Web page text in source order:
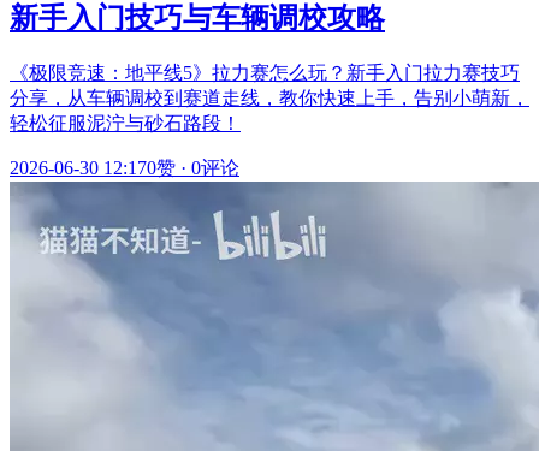
新手入门技巧与车辆调校攻略
《极限竞速：地平线5》拉力赛怎么玩？新手入门拉力赛技巧
分享，从车辆调校到赛道走线，教你快速上手，告别小萌新，
轻松征服泥泞与砂石路段！
2026-06-30 12:170赞 · 0评论